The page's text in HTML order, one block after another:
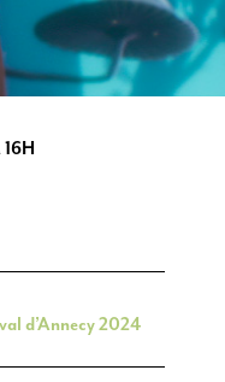
d’Annecy 2024